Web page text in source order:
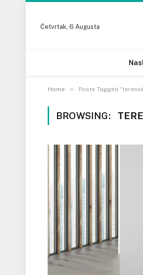
Četvrtak, 6 Augusta
Home » Posts Tagged
BROWSING: